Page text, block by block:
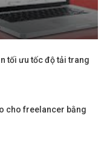
tối ưu tốc độ tải trang
cho freelancer bằng